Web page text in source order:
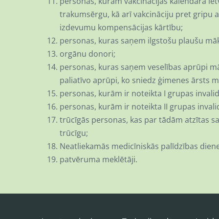
trakumsērgu, kā arī vakcināciju pret gripu
izdevumu kompensācijas kārtību;
personas, kuras saņem ilgstošu plaušu
orgānu donori;
personas, kuras saņem veselības aprūpi
paliatīvo aprūpi, ko sniedz ģimenes ārsts
personas, kurām ir noteikta I grupas
personas, kurām ir noteikta II grupas
trūcīgās personas, kas par tādām atzītas
trūcīgu;
Neatliekamās medicīniskās palīdzības
patvēruma meklētāji.